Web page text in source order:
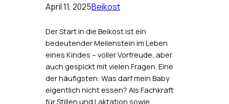
April 11, 2025Beikost
Der Start in die Beikost ist ein
bedeutender Meilenstein im Leben
eines Kindes – voller Vorfreude, aber
auch gespickt mit vielen Fragen. Eine
der häufigsten: Was darf mein Baby
eigentlich nicht essen? Als Fachkraft
für Stillen und Laktation sowie